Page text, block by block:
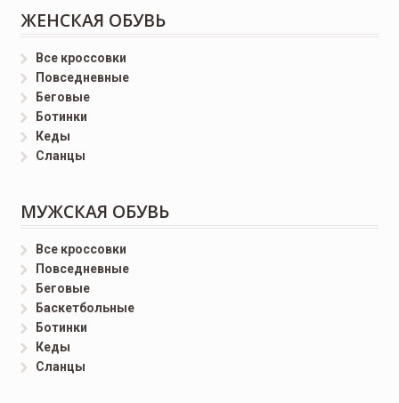
ЖЕНСКАЯ ОБУВЬ
Все кроссовки
Повседневные
Беговые
Ботинки
Кеды
Сланцы
МУЖСКАЯ ОБУВЬ
Все кроссовки
Повседневные
Беговые
Баскетбольные
Ботинки
Кеды
Сланцы